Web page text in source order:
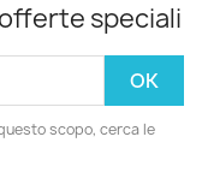
speciali
scopo, cerca le